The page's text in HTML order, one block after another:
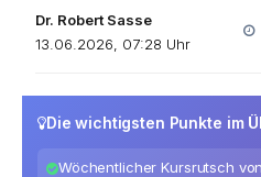
Dr. Robert Sasse
13.06.2026, 07:28 Uhr
Die wichtigsten Punkte im
Wöchentlicher Kursrutsch